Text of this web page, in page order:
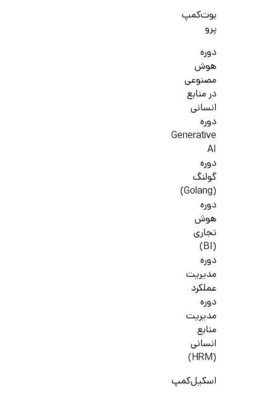
بوت‌کمپ
پرو
دوره
هوش
مصنوعی
در منابع
انسانی
دوره
Generative
AI
دوره
گولنگ
(Golang)
دوره
هوش
تجاری
(BI)
دوره
مدیریت
عملکرد
دوره
مدیریت
منابع
انسانی
(HRM)
اسکیل‌کمپ